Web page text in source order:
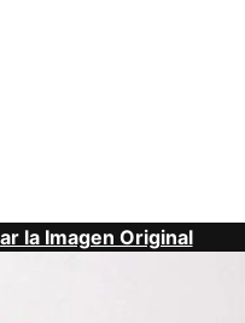
la Imagen Original